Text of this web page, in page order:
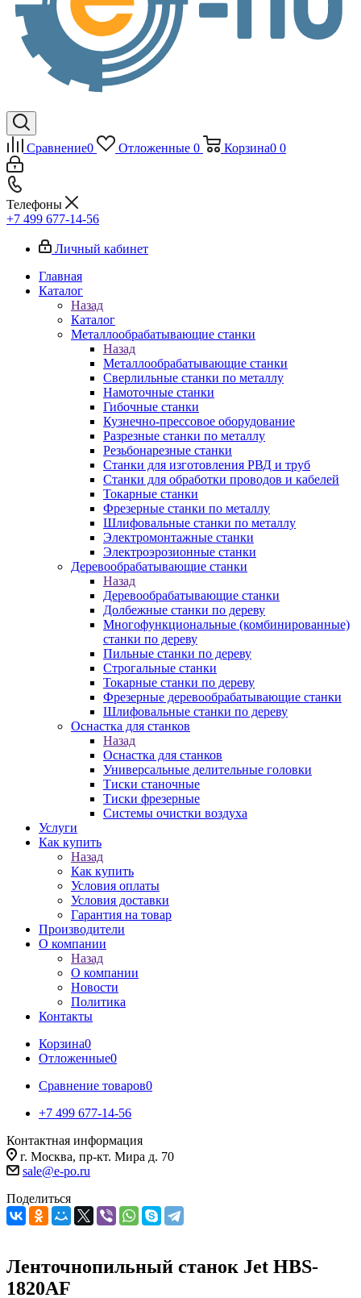
Сравнение0 Отложенные 0 Корзина0 0
Телефоны
+7 499 677-14-56
Личный кабинет
Главная
Каталог
Назад
Каталог
Металлообрабатывающие станки
Назад
Металлообрабатывающие станки
Сверлильные станки по металлу
Намоточные станки
Гибочные станки
Кузнечно-прессовое оборудование
Разрезные станки по металлу
Резьбонарезные станки
Станки для изготовления РВД и труб
Станки для обработки проводов и кабелей
Токарные станки
Фрезерные станки по металлу
Шлифовальные станки по металлу
Электромонтажные станки
Электроэрозионные станки
Деревообрабатывающие станки
Назад
Деревообрабатывающие станки
Долбежные станки по дереву
Многофункциональные (комбинированные)
станки по дереву
Пильные станки по дереву
Строгальные станки
Токарные станки по дереву
Фрезерные деревообрабатывающие станки
Шлифовальные станки по дереву
Оснастка для станков
Назад
Оснастка для станков
Универсальные делительные головки
Тиски станочные
Тиски фрезерные
Системы очистки воздуха
Услуги
Как купить
Назад
Как купить
Условия оплаты
Условия доставки
Гарантия на товар
Производители
О компании
Назад
О компании
Новости
Политика
Контакты
Корзина0
Отложенные0
Сравнение товаров0
+7 499 677-14-56
Контактная информация
г. Москва, пр-кт. Мира д. 70
sale@e-po.ru
Поделиться
Ленточнопильный станок Jet HBS-
1820AF